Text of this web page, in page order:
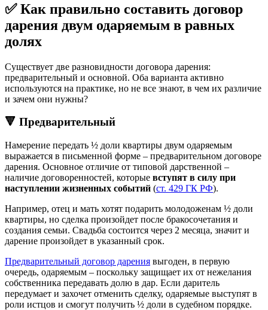
✅ Как правильно составить договор
дарения двум одаряемым в равных
долях
Существует две разновидности договора дарения:
предварительный и основной. Оба варианта активно
используются на практике, но не все знают, в чем их различие
и зачем они нужны?
🔻 Предварительный
Намерение передать ½ доли квартиры двум одаряемым
выражается в письменной форме – предварительном договоре
дарения. Основное отличие от типовой дарственной –
наличие договоренностей, которые вступят в силу при
наступлении жизненных событий (ст. 429 ГК РФ).
Например, отец и мать хотят подарить молодоженам ½ доли
квартиры, но сделка произойдет после бракосочетания и
создания семьи. Свадьба состоится через 2 месяца, значит и
дарение произойдет в указанный срок.
Предварительный договор дарения выгоден, в первую
очередь, одаряемым – поскольку защищает их от нежелания
собственника передавать долю в дар. Если даритель
передумает и захочет отменить сделку, одаряемые выступят в
роли истцов и смогут получить ½ доли в судебном порядке.